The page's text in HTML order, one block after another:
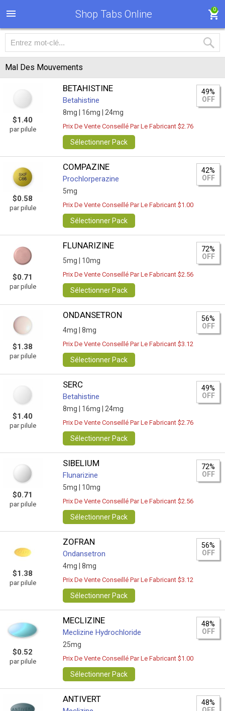
Shop Tabs Online 0
Mal Des Mouvements
$1.40
par pilule
BETAHISTINE
Betahistine
8mg | 16mg | 24mg
49%
OFF
Prix De Vente Conseillé Par Le Fabricant $2.76
Sélectionner Pack
$0.58
par pilule
COMPAZINE
Prochlorperazine
5mg
42%
OFF
Prix De Vente Conseillé Par Le Fabricant $1.00
Sélectionner Pack
$0.71
par pilule
FLUNARIZINE
5mg | 10mg
72%
OFF
Prix De Vente Conseillé Par Le Fabricant $2.56
Sélectionner Pack
$1.38
par pilule
ONDANSETRON
4mg | 8mg
56%
OFF
Prix De Vente Conseillé Par Le Fabricant $3.12
Sélectionner Pack
$1.40
par pilule
SERC
Betahistine
8mg | 16mg | 24mg
49%
OFF
Prix De Vente Conseillé Par Le Fabricant $2.76
Sélectionner Pack
$0.71
par pilule
SIBELIUM
Flunarizine
5mg | 10mg
72%
OFF
Prix De Vente Conseillé Par Le Fabricant $2.56
Sélectionner Pack
$1.38
par pilule
ZOFRAN
Ondansetron
4mg | 8mg
56%
OFF
Prix De Vente Conseillé Par Le Fabricant $3.12
Sélectionner Pack
$0.52
par pilule
MECLIZINE
Meclizine Hydrochloride
25mg
48%
OFF
Prix De Vente Conseillé Par Le Fabricant $1.00
Sélectionner Pack
ANTIVERT
48%